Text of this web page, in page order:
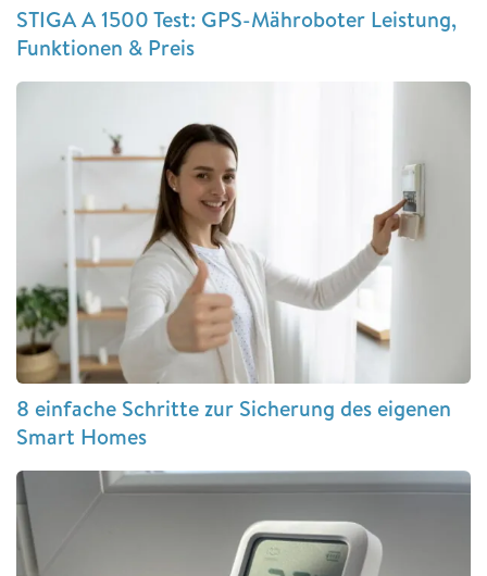
STIGA A 1500 Test: GPS-Mähroboter Leistung,
Funktionen & Preis
8 einfache Schritte zur Sicherung des eigenen
Smart Homes